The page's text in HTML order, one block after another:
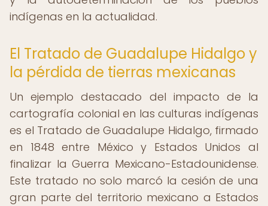
indígenas en la actualidad.
El Tratado de Guadalupe Hidalgo y
la pérdida de tierras mexicanas
Un ejemplo destacado del impacto de la
cartografía colonial en las culturas indígenas
es el Tratado de Guadalupe Hidalgo, firmado
en 1848 entre México y Estados Unidos al
finalizar la Guerra Mexicano-Estadounidense.
Este tratado no solo marcó la cesión de una
gran parte del territorio mexicano a Estados